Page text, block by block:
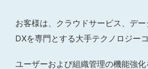
お客様は、クラウドサービス、デー
DXを専門とする大手テクノロジー
ユーザーおよび組織管理の機能強化